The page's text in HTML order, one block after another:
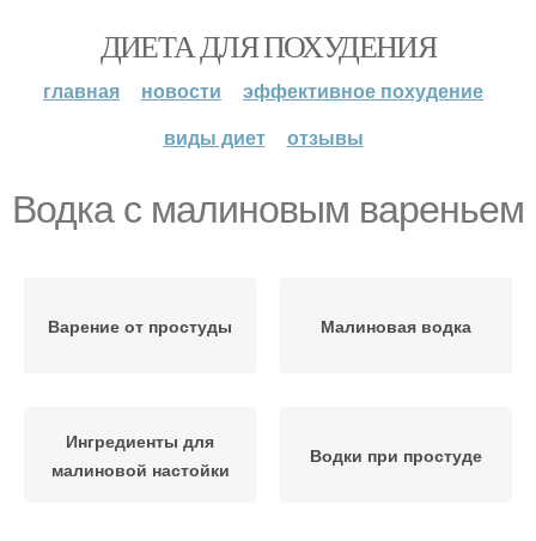
ДИЕТА ДЛЯ ПОХУДЕНИЯ
главная новости
эффективное похудение
виды диет
отзывы
Водка с малиновым вареньем
Варение от простуды Малиновая водка
Ингредиенты для
малиновой настойки
Водки при простуде